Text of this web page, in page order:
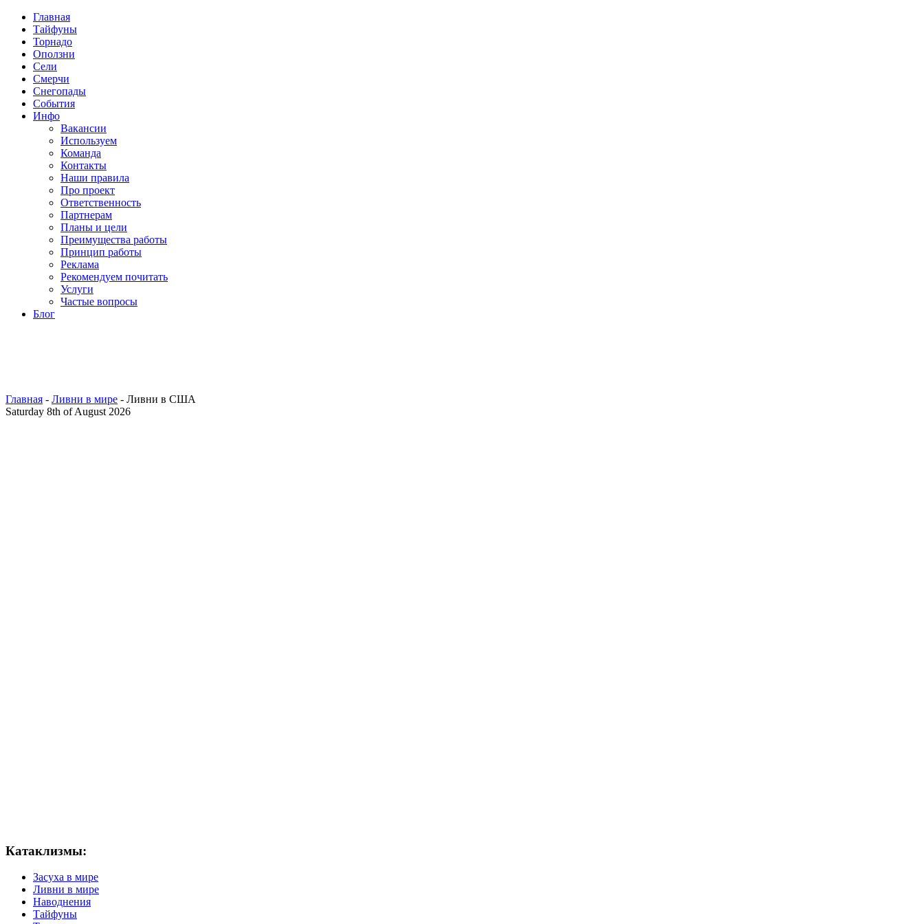
Главная
Тайфуны
Торнадо
Оползни
Сели
Смерчи
Снегопады
События
Инфо
Вакансии
Используем
Команда
Контакты
Наши правила
Про проект
Ответственность
Партнерам
Планы и цели
Преимущества работы
Принцип работы
Реклама
Рекомендуем почитать
Услуги
Частые вопросы
Блог
Главная - Ливни в мире - Ливни в США
Saturday 8th of August 2026
Катаклизмы:
Засуха в мире
Ливни в мире
Наводнения
Тайфуны